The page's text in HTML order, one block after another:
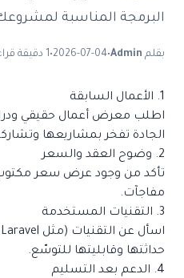
البرمجة المناسبة
بقلم Admin
•
2026-07-04
•1 دقيقة قراءة
1. الأعمال السابقة
اطلب معرض أعمال حقيقي
الجادة تفخر بمشاريعها
2. وضوح العقد والسعر
تأكد من وجود عرض سعر
مفاجآت.
3. التقنيات المستخدمة
حداثتها وقابليتها للتوسّع.
4. الدعم بعد التسليم